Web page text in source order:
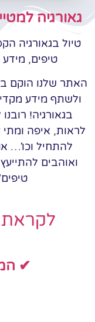
גאורגיה
טיול בגאורגיה
טיפים,
האתר שלנו הוקם
ולשתף מידע
בגאורגיה!
לראות, איפה
להתחיל וכו'…
ואוהבים
לקראת
✔